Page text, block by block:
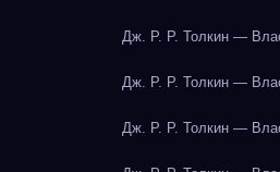
Дж. Р. Р. Толкин —
Дж. Р. Р. Толкин —
Дж. Р. Р. Толкин —